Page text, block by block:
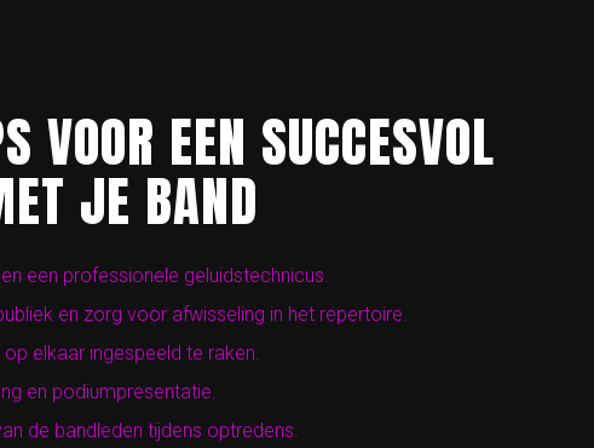
VOOR EEN SUCCESVOL
JE BAND
een professionele geluidstechnicus.
en zorg voor afwisseling in het repertoire.
elkaar ingespeeld te raken.
en podiumpresentatie.
de bandleden tijdens optredens.